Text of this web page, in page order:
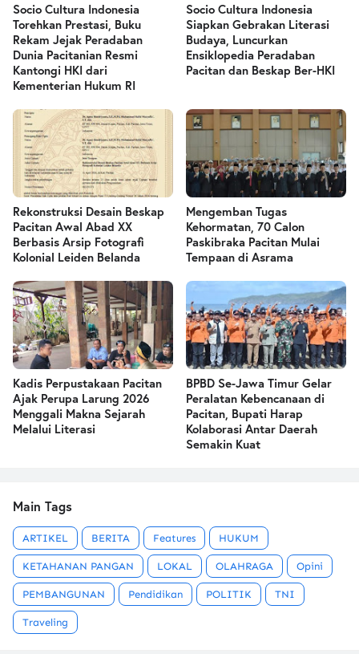
Socio Cultura Indonesia
Torehkan Prestasi, Buku
Rekam Jejak Peradaban
Dunia Pacitanian Resmi
Kantongi HKI dari
Kementerian Hukum RI
Socio Cultura Indonesia
Siapkan Gebrakan Literasi
Budaya, Luncurkan
Ensiklopedia Peradaban
Pacitan dan Beskap Ber-HKI
Rekonstruksi Desain Beskap
Pacitan Awal Abad XX
Berbasis Arsip Fotografi
Kolonial Leiden Belanda
Mengemban Tugas
Kehormatan, 70 Calon
Paskibraka Pacitan Mulai
Tempaan di Asrama
Kadis Perpustakaan Pacitan
Ajak Perupa Larung 2026
Menggali Makna Sejarah
Melalui Literasi
BPBD Se-Jawa Timur Gelar
Peralatan Kebencanaan di
Pacitan, Bupati Harap
Kolaborasi Antar Daerah
Semakin Kuat
Main Tags
ARTIKEL BERITA Features HUKUM
KETAHANAN PANGAN LOKAL OLAHRAGA Opini
PEMBANGUNAN Pendidikan POLITIK TNI
Traveling